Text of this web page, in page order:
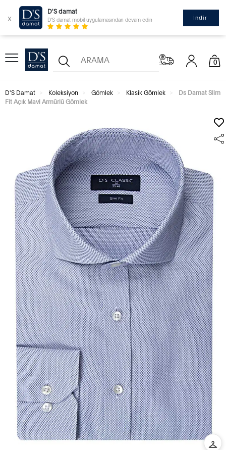
x
D'S damat
D'S damat mobil uygulamasından devam edin İndir
0
D'S Damat Koleksiyon Gömlek Klasik Gömlek
Ds Damat Slim
Fit Açık Mavi Armürlü Gömlek